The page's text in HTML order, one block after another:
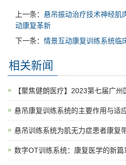
上一条： 悬吊振动治疗技术神经肌
动康复革新
下一条： 情景互动康复训练系统临
相关新闻
【聚焦健朗医疗】2023第七届广
悬吊康复训练系统的主要作用与适
悬吊训练系统为肌无力症患者康复
数字OT训练系统：康复医学的新篇